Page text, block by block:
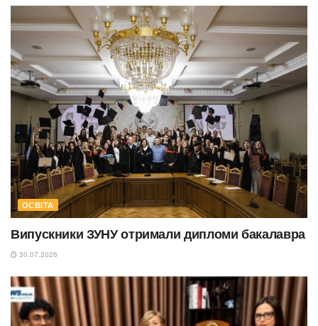
ОСВІТА
Випускники ЗУНУ отримали дипломи бакалавра
30.07.2026